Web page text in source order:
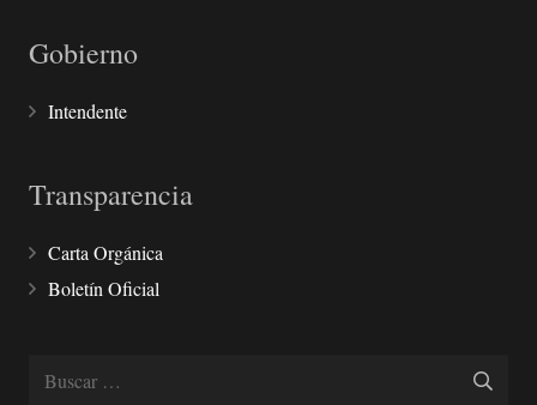
Gobierno
Intendente
Transparencia
Carta Orgánica
Boletín Oficial
Buscar: